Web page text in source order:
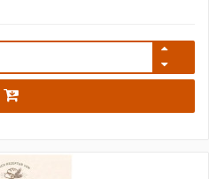
7909